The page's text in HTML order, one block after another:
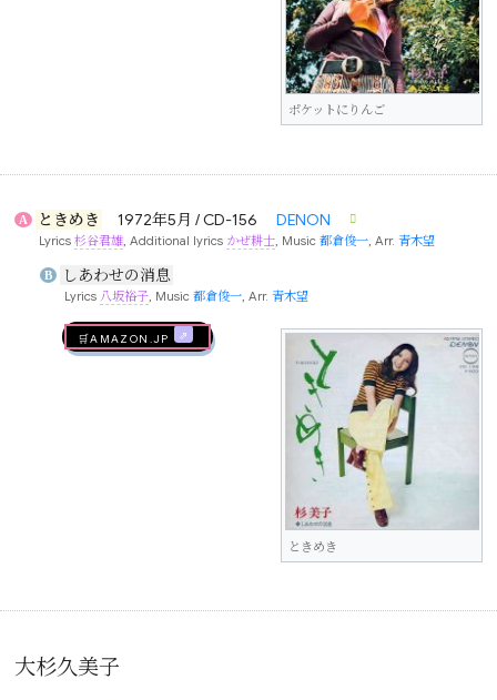
ポケットにりんご
A ときめき 1972年5月 / CD-156 DENON
Lyrics杉谷君雄, Additional lyrics かぜ耕士, Music都倉俊一, Arr.青木望
B しあわせの消息
Lyrics 八坂裕子, Music 都倉俊一, Arr. 青木望
ときめき
🛒AMAZON.jp
大杉久美子